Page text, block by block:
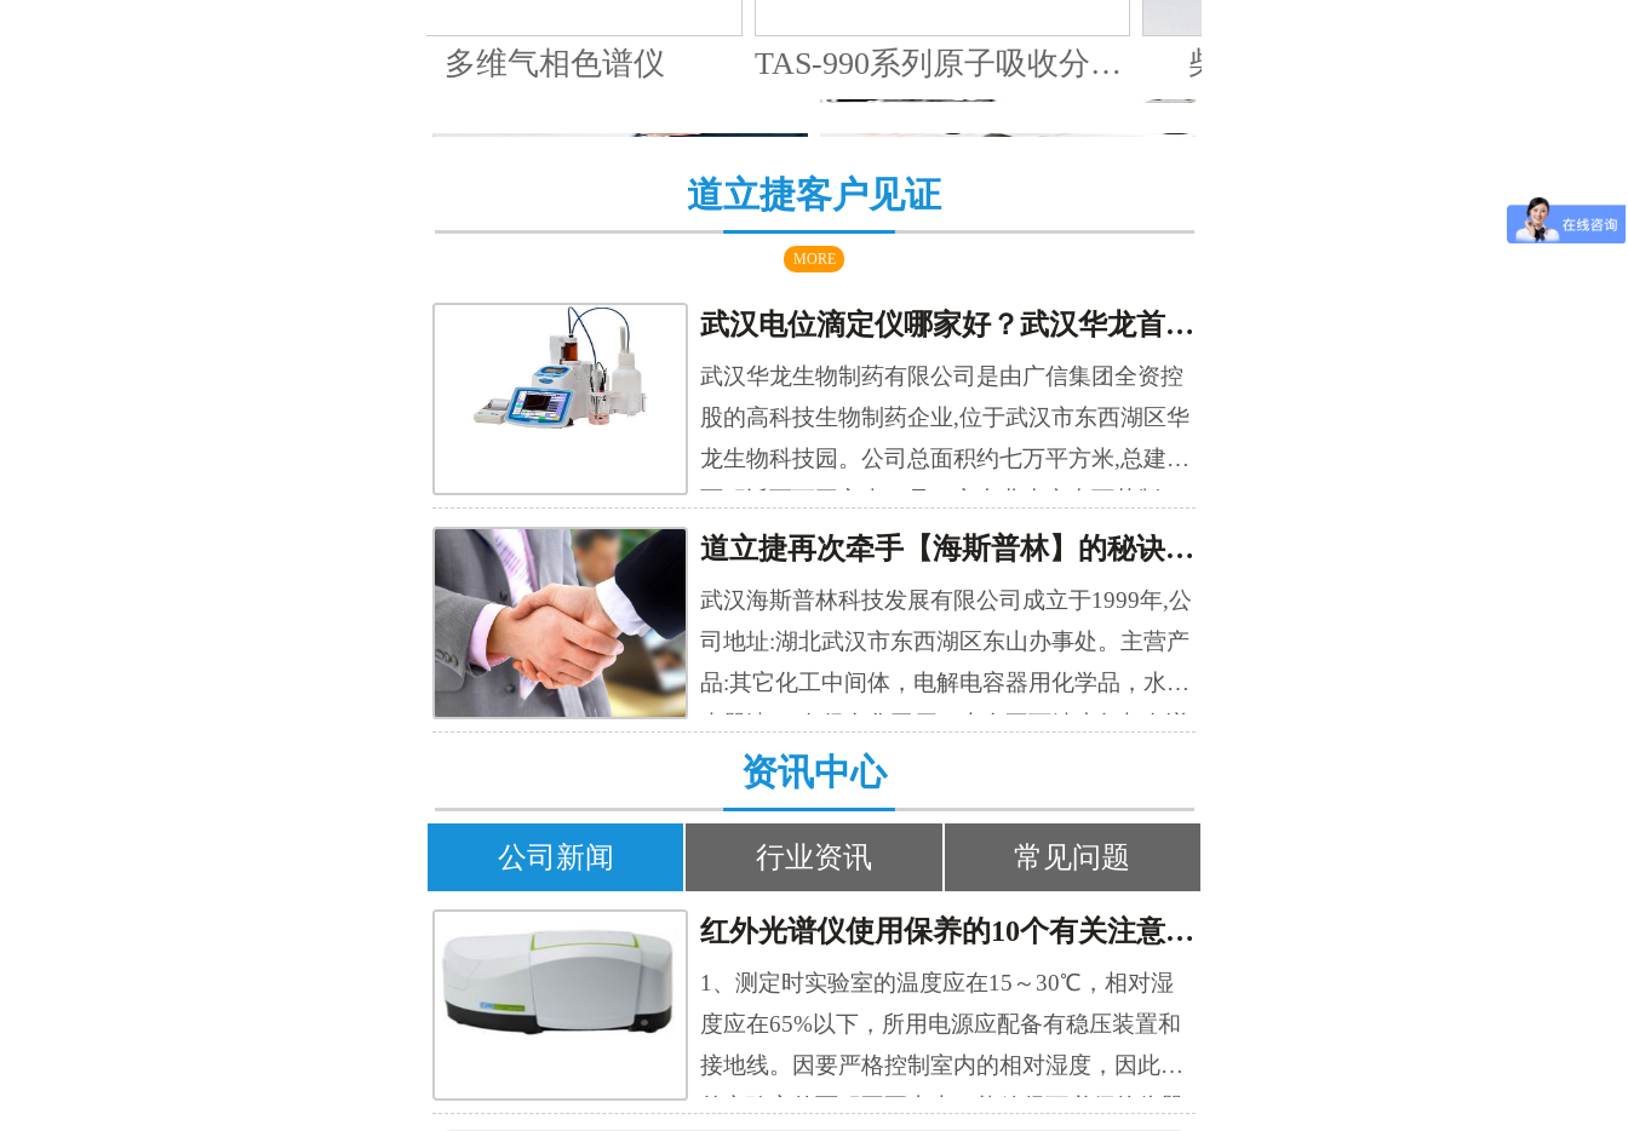
多维气相色谱仪 TAS-990系列原子吸收分光光度计 柴油多环芳烃分析仪
道立捷客户见证
MORE
武汉电位滴定仪哪家好？武汉华龙首选湖北道立捷
武汉华龙生物制药有限公司是由广信集团全资控
股的高科技生物制药企业,位于武汉市东西湖区华
龙生物科技园。公司总面积约七万平方米,总建筑
剂、生化药品、化学原料药及中药前处理的高新
测量精准吗？分析仪器市场鱼龙混杂，但是大家
要知道好仪器都是需要精心挑选啊，如此复杂的
比价过程大家真的受得了吗？武汉华龙生物的领
导之前和大家一样，都有同样的烦恼，但是自从
他们找到道立捷科技之后这个烦恼就不再是烦
恼，为什么呢？我们一起来看看吧。自动电位滴
定仪是根据电位法原理设计的用于容量分析的常
见的一种 分析仪器。除可进行电位滴定法，包括
酸碱滴定，氧化还原滴定，沉淀滴定，络合滴定
和非水滴定外，也可进行恒pH测量。通过选件可
道立捷再次牵手【海斯普林】的秘诀：服务为本，精诚合作
武汉海斯普林科技发展有限公司成立于1999年,公
司地址:湖北武汉市东西湖区东山办事处。主营产
品:其它化工中间体，电解电容器用化学品，水性
仪，用于定量和定性分析外，还能测定样品在固
定相上的分配系数、活度系数、分子量和瑞盛比
表面积等物理化学常数。一种对混合气体中各组
成分进行分析检测的仪器。 2018年2月销售张经
理接到老客户海斯普林通知，这是继2017年6月
交易完成原子吸收光谱仪之后，以及年底气相色
谱仪之后的第三次合作。客户感言：“我们与道立
捷科技合作已超过5年，是我们信赖的分析仪器合
作伙伴。道立捷科技总是能涵盖我们所要求的生
资讯中心
公司新闻 行业资讯 常见问题
红外光谱仪使用保养的10个有关注意事项
1、测定时实验室的温度应在15～30℃，相对湿
度应在65%以下，所用电源应配备有稳压装置和
接地线。因要严格控制室内的相对湿度，因此红
外实验室的面积不要太大，能放得下必须的仪器